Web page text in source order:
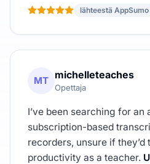
lähteestä AppSumo
MT michelleteaches
Opettaja
I’ve been searching for an
subscription-based
recorders, unsure if they’d
productivity as a teacher.